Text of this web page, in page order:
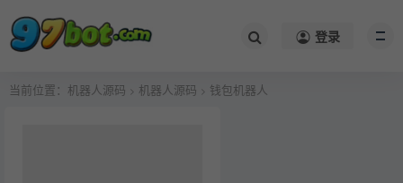
登录
当前位置： 机器人源码 > 机器人源码 > 钱包机器人